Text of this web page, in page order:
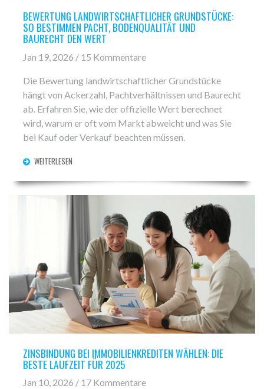
BEWERTUNG LANDWIRTSCHAFTLICHER GRUNDSTÜCKE:
SO BESTIMMEN PACHT, BODENQUALITÄT UND
BAURECHT DEN WERT
Jan 19, 2026 / 15 Kommentare
Die Bewertung landwirtschaftlicher Grundstücke
hängt von Ackerzahl, Pachtverhältnissen und Baurecht
ab. Erfahren Sie, wie der offizielle Wert berechnet
wird, warum er oft vom Markt abweicht und was Sie
bei Kauf oder Verkauf beachten müssen.
WEITERLESEN
ZINSBINDUNG BEI IMMOBILIENKREDITEN WÄHLEN: DIE
BESTE LAUFZEIT FÜR 2025
Jan 10, 2026 / 17 Kommentare